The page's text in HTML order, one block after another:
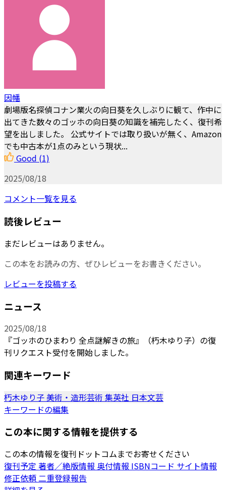
因幡
劇場版名探偵コナン業火の向日葵を久しぶりに観て、作中に
出てきた数々のゴッホの向日葵の知識を補完したく、復刊希
望を出しました。 公式サイトでは取り扱いが無く、Amazon
でも中古本が1点のみという現状...
Good (1)
2025/08/18
コメント一覧を見る
読後レビュー
まだレビューはありません。
この本をお読みの方、ぜひレビューをお書きください。
レビューを投稿する
ニュース
2025/08/18
『ゴッホのひまわり 全点謎解きの旅』（朽木ゆり子）の復
刊リクエスト受付を開始しました。
関連キーワード
朽木ゆり子美術・造形芸術 集英社 日本文芸
キーワードの編集
この本に関する情報を提供する
この本の情報を復刊ドットコムまでお寄せください
復刊予定 著者／絶版情報 奥付情報 ISBNコード サイト情報
修正依頼二重登録報告